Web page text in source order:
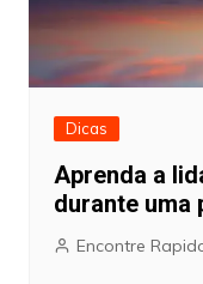
Dicas
Aprenda a
durante uma
Encontre